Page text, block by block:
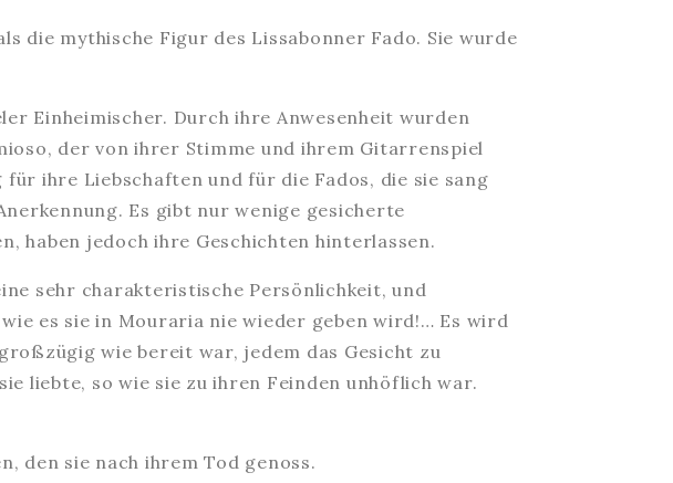
die mythische Figur des Lissabonner Fado. Sie wurde
Einheimischer. Durch ihre Anwesenheit wurden
der von ihrer Stimme und ihrem Gitarrenspiel
ihre Liebschaften und für die Fados, die sie sang
Es gibt nur wenige gesicherte
haben jedoch ihre Geschichten hinterlassen.
sehr charakteristische Persönlichkeit, und
es sie in Mouraria nie wieder geben wird!… Es wird
wie bereit war, jedem das Gesicht zu
liebte, so wie sie zu ihren Feinden unhöflich war.
den sie nach ihrem Tod genoss.